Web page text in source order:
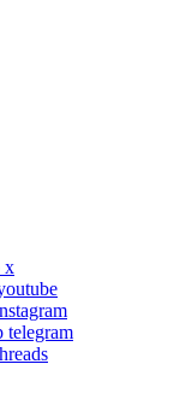
x
telegram